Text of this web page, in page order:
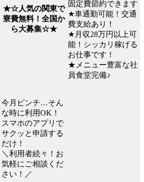
★☆人気の関東で
寮費無料！全国か
ら大募集☆★
固定費節約できます
★車通勤可能！交通
費支給あり！
★月収28万円以上可
能！シッカリ稼げる
お仕事です！
★メニュー豊富な社
員食堂完備♪
今月ピンチ…そん
な時に利用OK！
スマホのアプリで
サクッと申請する
だけ！
＼利用者続々！お
気軽にご相談くだ
さい！／